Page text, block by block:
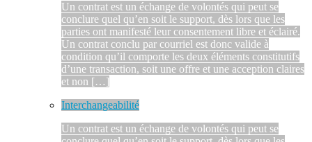
Un contrat est un échange de volontés qui peut se
conclure quel qu’en soit le support, dès lors que les
parties ont manifesté leur consentement libre et éclairé.
Un contrat conclu par courriel est donc valide à
condition qu’il comporte les deux éléments constitutifs
d’une transaction, soit une offre et une acception claires
et non […]
Interchangeabilité
Un contrat est un échange de volontés qui peut se